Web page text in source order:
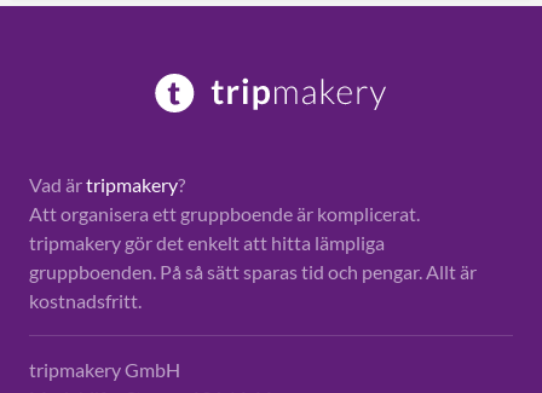
Vad ärtripmakery?
Att organisera ett gruppboende är komplicerat.
tripmakery gör det enkelt att hitta lämpliga
gruppboenden. På så sätt sparas tid och pengar. Allt är
kostnadsfritt.
tripmakery GmbH